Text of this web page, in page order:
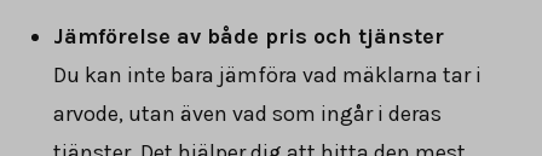
Jämförelse av både pris och tjänster
Du kan inte bara jämföra vad mäklarna tar i
arvode, utan även vad som ingår i deras